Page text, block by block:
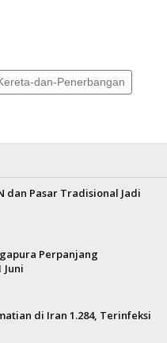
dan-Penerbangan
dan Pasar Tradisional Jadi
Perpanjang
Juni
di Iran 1.284, Terinfeksi